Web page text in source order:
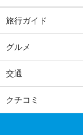
旅行ガイド
グルメ
交通
クチコミ